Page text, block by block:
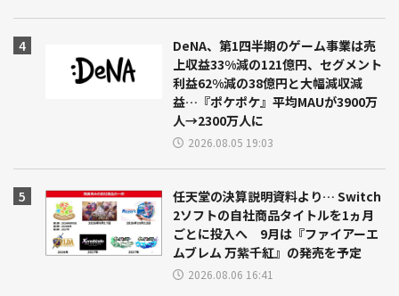
DeNA、第1四半期のゲーム事業は売
上収益33%減の121億円、セグメント
利益62%減の38億円と大幅減収減
益…『ポケポケ』平均MAUが3900万
人→2300万人に
2026.08.05 19:03
任天堂の決算説明資料より… Switch
2ソフトの自社商品タイトルを1ヵ月
ごとに投入へ 9月は『ファイアーエ
ムブレム 万紫千紅』の発売を予定
2026.08.06 16:41